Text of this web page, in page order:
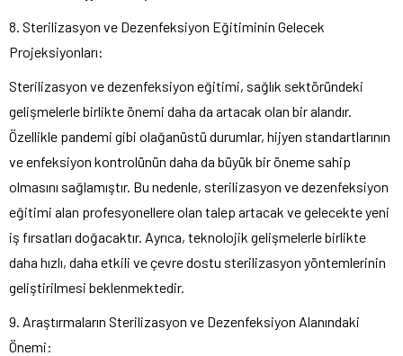
8. Sterilizasyon ve Dezenfeksiyon Eğitiminin Gelecek
Projeksiyonları:
Sterilizasyon ve dezenfeksiyon eğitimi, sağlık sektöründeki
gelişmelerle birlikte önemi daha da artacak olan bir alandır.
Özellikle pandemi gibi olağanüstü durumlar, hijyen standartlarının
ve enfeksiyon kontrolünün daha da büyük bir öneme sahip
olmasını sağlamıştır. Bu nedenle, sterilizasyon ve dezenfeksiyon
eğitimi alan profesyonellere olan talep artacak ve gelecekte yeni
iş fırsatları doğacaktır. Ayrıca, teknolojik gelişmelerle birlikte
daha hızlı, daha etkili ve çevre dostu sterilizasyon yöntemlerinin
geliştirilmesi beklenmektedir.
9. Araştırmaların Sterilizasyon ve Dezenfeksiyon Alanındaki
Önemi: